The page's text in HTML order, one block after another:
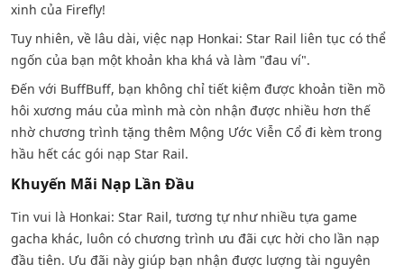
xinh của Firefly!
Tuy nhiên, về lâu dài, việc nạp Honkai: Star Rail liên tục có thể
ngốn của bạn một khoản kha khá và làm "đau ví".
Đến với BuffBuff, bạn không chỉ tiết kiệm được khoản tiền mồ
hôi xương máu của mình mà còn nhận được nhiều hơn thế
nhờ chương trình tặng thêm Mộng Ước Viễn Cổ đi kèm trong
hầu hết các gói nạp Star Rail.
Khuyến Mãi Nạp Lần Đầu
Tin vui là Honkai: Star Rail, tương tự như nhiều tựa game
gacha khác, luôn có chương trình ưu đãi cực hời cho lần nạp
đầu tiên. Ưu đãi này giúp bạn nhận được lượng tài nguyên